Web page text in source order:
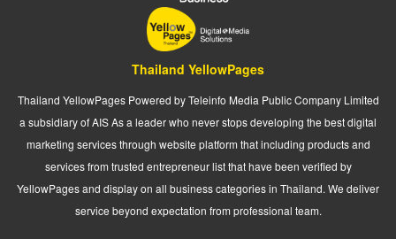
Thailand YellowPages
Thailand YellowPages Powered by Teleinfo Media Public Company Limited
a subsidiary of AIS As a leader who never stops developing the best digital
marketing services through website platform that including products and
services from trusted entrepreneur list that have been verified by
YellowPages and display on all business categories in Thailand. We deliver
service beyond expectation from professional team.